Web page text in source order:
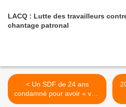
LACQ : Lutte des travailleurs
chantage patronal
< Un SDF de 24 ans
condamné pour avoir « volé
» de la nourriture… dans la